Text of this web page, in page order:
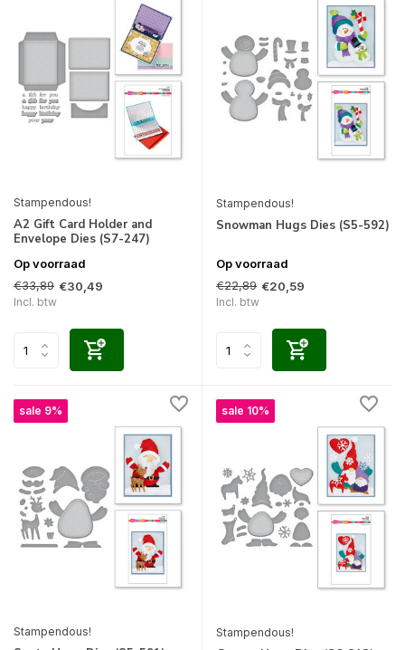
Stampendous!
A2 Gift Card Holder and
Envelope Dies (S7-247)
Op voorraad
€33,89 €30,49
Incl. btw
Stampendous!
Snowman Hugs Dies (S5-592)
Op voorraad
€22,89 €20,59
Incl. btw
sale 9%
Stampendous!
sale 10%
Stampendous!